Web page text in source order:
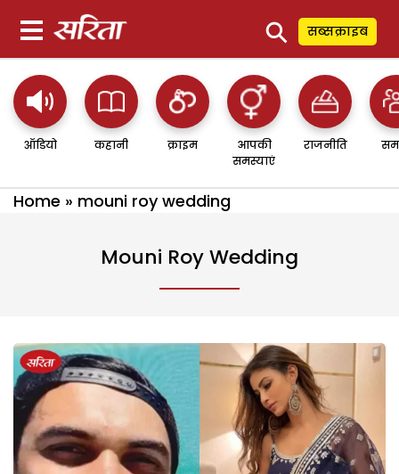
⚲ सब्सक्राइब
ऑडियो कहानी क्राइम
आपकी
समस्याएं
राजनीति
Home » mouni roy wedding
Mouni Roy Wedding